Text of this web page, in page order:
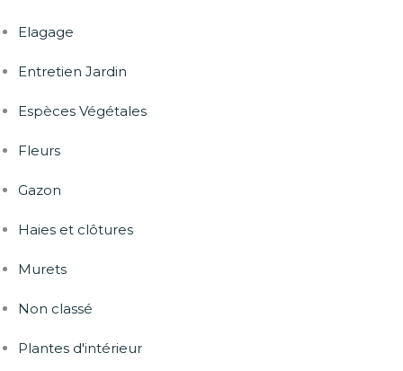
Elagage
Entretien Jardin
Espèces Végétales
Fleurs
Gazon
Haies et clôtures
Murets
Non classé
Plantes d'intérieur